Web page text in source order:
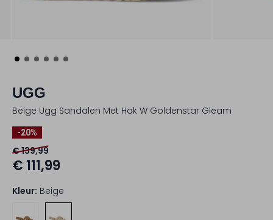
UGG
Beige Ugg Sandalen Met Hak W Goldenstar Gleam
-20%
€ 139,99
€ 111,99
Kleur: Beige